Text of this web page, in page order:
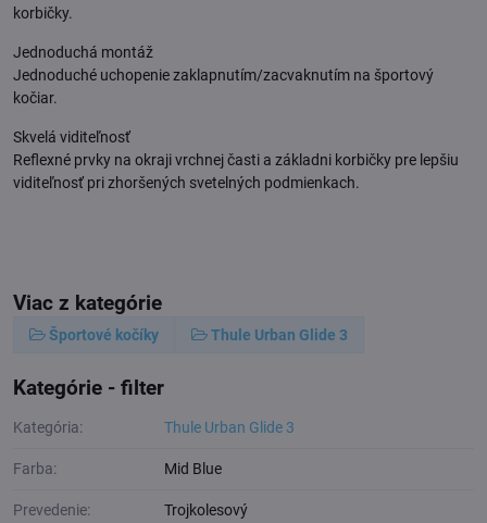
korbičky.
Jednoduchá montáž
Jednoduché uchopenie zaklapnutím/zacvaknutím na športový
kočiar.
Skvelá viditeľnosť
Reflexné prvky na okraji vrchnej časti a základni korbičky pre lepšiu
viditeľnosť pri zhoršených svetelných podmienkach.
Viac z kategórie
Športové kočíky Thule Urban Glide 3
Kategórie - filter
Kategória: Thule Urban Glide 3
Farba: Mid Blue
Prevedenie: Trojkolesový